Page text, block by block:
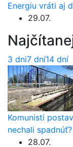
Energiu vráti aj
29.07.
3 dni7 dní14 dní
Komunisti
nechali spadnúť?
28.07.